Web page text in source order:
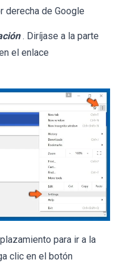
derecha de Google
. Diríjase a la parte
el enlace
para ir a la
clic en el botón